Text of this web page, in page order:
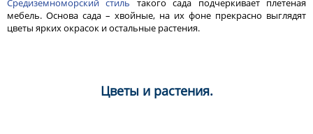
мебель. Основа сада – хвойные, на их фоне прекрасно выглядят
цветы ярких окрасок и остальные растения.
Цветы и растения.